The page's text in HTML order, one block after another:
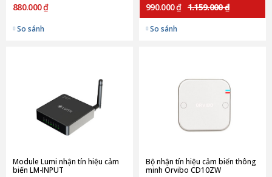
880.000 ₫
So sánh
990.000 ₫ 1.159.000 ₫
So sánh
Module Lumi nhận tín hiệu cảm
biến LM-INPUT
Bộ nhận tín hiệu cảm biến thông
minh Orvibo CD10ZW